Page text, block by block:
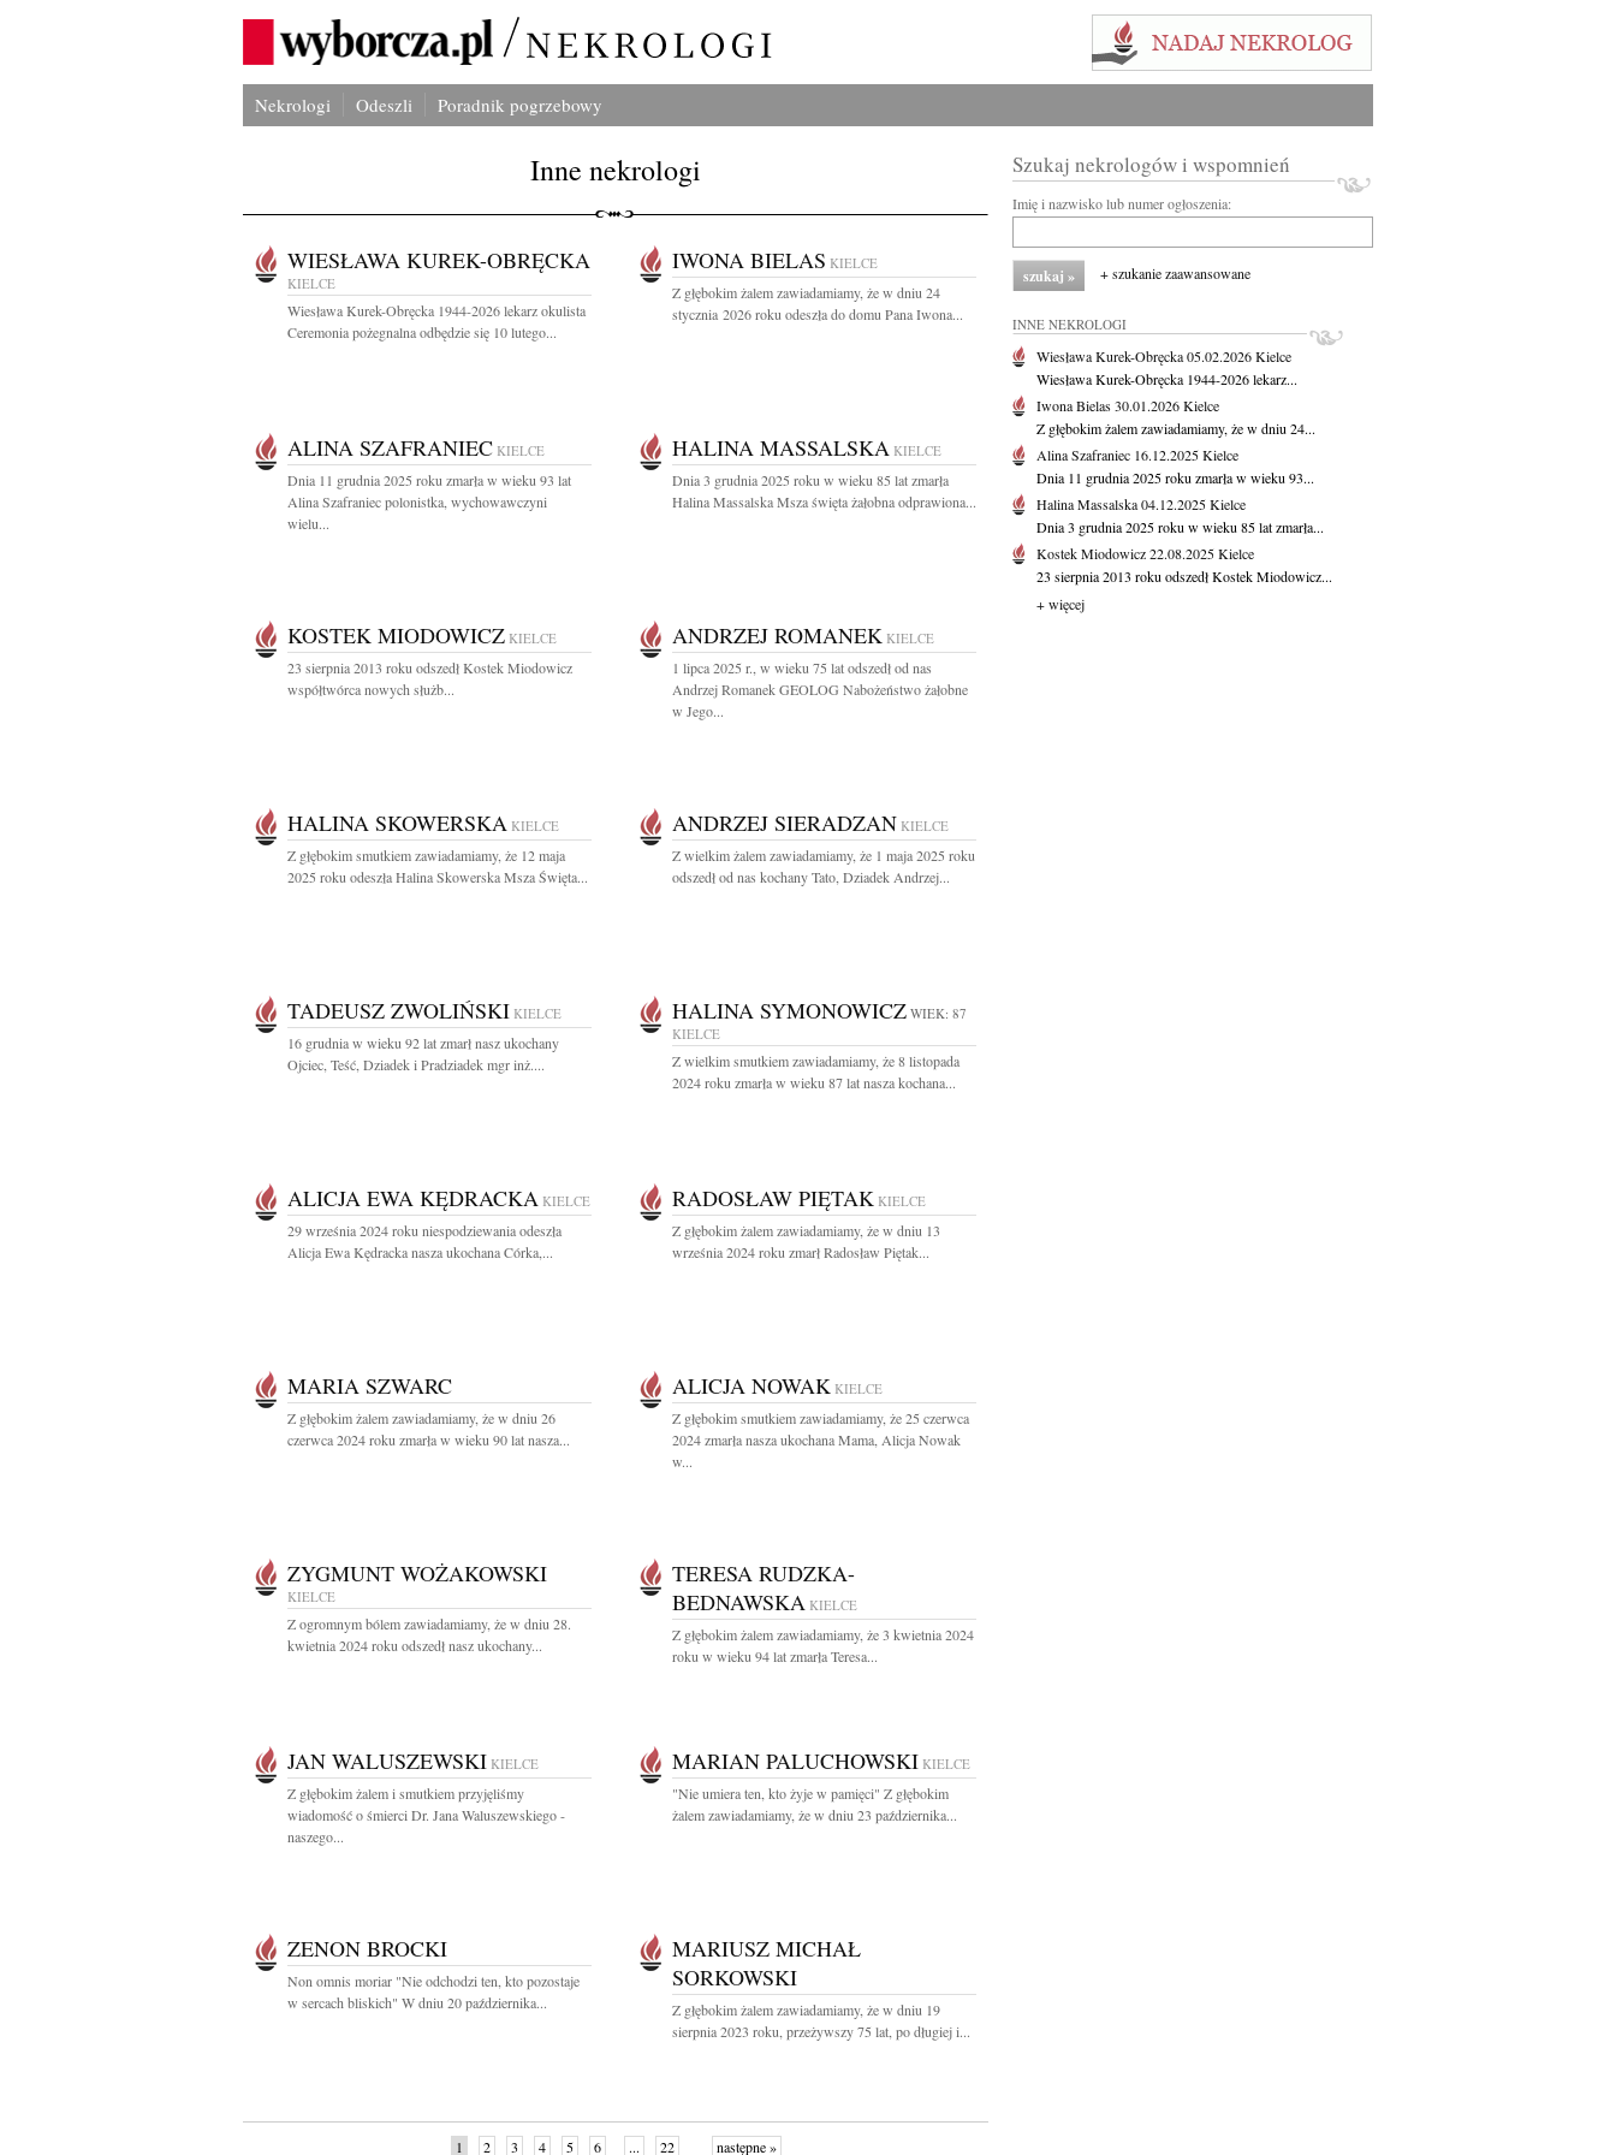
Nekrologi Odeszli Poradnik pogrzebowy
Inne nekrologi
WIESŁAWA KUREK-OBRĘCKA
KIELCE
Wiesława Kurek-Obręcka 1944-2026 lekarz okulista
Ceremonia pożegnalna odbędzie się 10 lutego...
IWONA BIELAS KIELCE
Z głębokim żalem zawiadamiamy, że w dniu 24
stycznia 2026 roku odeszła do domu Pana Iwona...
ALINA SZAFRANIEC KIELCE
Dnia 11 grudnia 2025 roku zmarła w wieku 93 lat
Alina Szafraniec polonistka, wychowawczyni
wielu...
HALINA MASSALSKA KIELCE
Dnia 3 grudnia 2025 roku w wieku 85 lat zmarła
Halina Massalska Msza święta żałobna odprawiona...
KOSTEK MIODOWICZ KIELCE
23 sierpnia 2013 roku odszedł Kostek Miodowicz
współtwórca nowych służb...
ANDRZEJ ROMANEK KIELCE
1 lipca 2025 r., w wieku 75 lat odszedł od nas
Andrzej Romanek GEOLOG Nabożeństwo żałobne
w Jego...
HALINA SKOWERSKA KIELCE
Z głębokim smutkiem zawiadamiamy, że 12 maja
2025 roku odeszła Halina Skowerska Msza Święta...
ANDRZEJ SIERADZAN KIELCE
Z wielkim żalem zawiadamiamy, że 1 maja 2025 roku
odszedł od nas kochany Tato, Dziadek Andrzej...
TADEUSZ ZWOLIŃSKI KIELCE
16 grudnia w wieku 92 lat zmarł nasz ukochany
Ojciec, Teść, Dziadek i Pradziadek mgr inż....
HALINA SYMONOWICZ WIEK: 87
KIELCE
Z wielkim smutkiem zawiadamiamy, że 8 listopada
2024 roku zmarła w wieku 87 lat nasza kochana...
ALICJA EWA KĘDRACKA KIELCE
29 września 2024 roku niespodziewania odeszła
Alicja Ewa Kędracka nasza ukochana Córka,...
RADOSŁAW PIĘTAK KIELCE
Z głębokim żalem zawiadamiamy, że w dniu 13
września 2024 roku zmarł Radosław Piętak...
MARIA SZWARC
Z głębokim żalem zawiadamiamy, że w dniu 26
czerwca 2024 roku zmarła w wieku 90 lat nasza...
ALICJA NOWAK KIELCE
Z głębokim smutkiem zawiadamiamy, że 25 czerwca
2024 zmarła nasza ukochana Mama, Alicja Nowak
w...
ZYGMUNT WOŻAKOWSKI
KIELCE
Z ogromnym bólem zawiadamiamy, że w dniu 28.
kwietnia 2024 roku odszedł nasz ukochany...
TERESA RUDZKA-
BEDNAWSKA KIELCE
Z głębokim żalem zawiadamiamy, że 3 kwietnia 2024
roku w wieku 94 lat zmarła Teresa...
JAN WALUSZEWSKI KIELCE
Z głębokim żalem i smutkiem przyjęliśmy
wiadomość o śmierci Dr. Jana Waluszewskiego -
naszego...
MARIAN PALUCHOWSKI KIELCE
"Nie umiera ten, kto żyje w pamięci" Z głębokim
żalem zawiadamiamy, że w dniu 23 października...
ZENON BROCKI
Non omnis moriar "Nie odchodzi ten, kto pozostaje
w sercach bliskich" W dniu 20 października...
MARIUSZ MICHAŁ
SORKOWSKI
Z głębokim żalem zawiadamiamy, że w dniu 19
sierpnia 2023 roku, przeżywszy 75 lat, po długiej i...
1 2 3 4 5 6 ... 22 następne »
Szukaj nekrologów i wspomnień
Imię i nazwisko lub numer ogłoszenia:
+ szukanie zaawansowane
INNE NEKROLOGI
Wiesława Kurek-Obręcka05.02.2026Kielce
Wiesława Kurek-Obręcka 1944-2026 lekarz...
Iwona Bielas30.01.2026Kielce
Z głębokim żalem zawiadamiamy, że w dniu 24...
Alina Szafraniec 16.12.2025Kielce
Dnia 11 grudnia 2025 roku zmarła w wieku 93...
Halina Massalska04.12.2025Kielce
Dnia 3 grudnia 2025 roku w wieku 85 lat zmarła...
Kostek Miodowicz22.08.2025Kielce
23 sierpnia 2013 roku odszedł Kostek Miodowicz...
+ więcej